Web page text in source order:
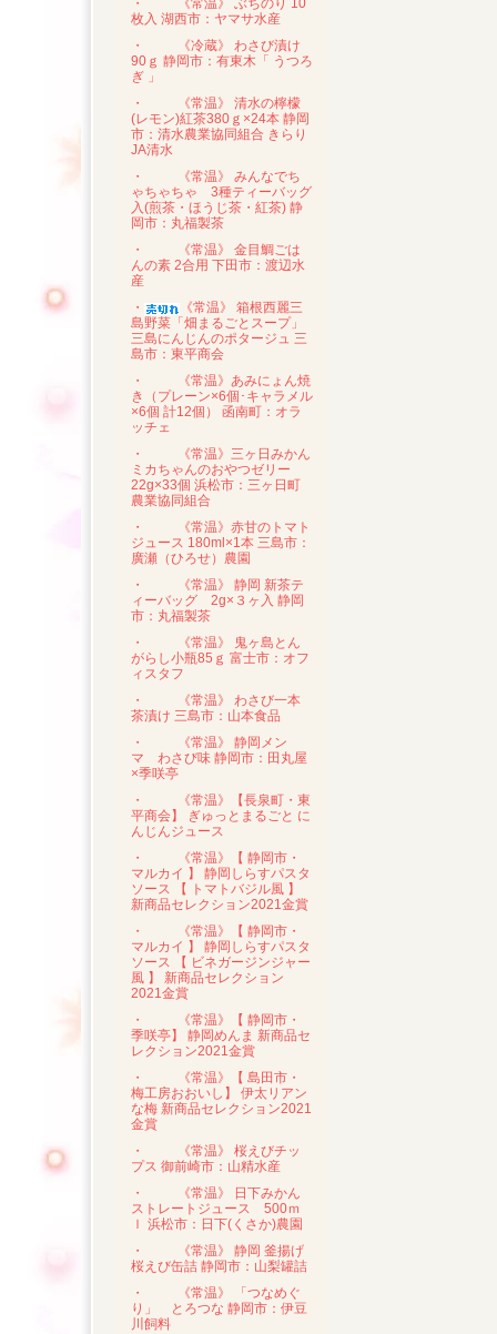
・
《常温》 ぶちのり 10
枚入 湖西市：ヤマサ水産
・
《冷蔵》 わさび漬け
90ｇ 静岡市：有東木「 うつろ
ぎ 」
・
《常温》 清水の檸檬
(レモン)紅茶380ｇ×24本 静岡
市：清水農業協同組合 きらり
JA清水
・
《常温》 みんなでち
ゃちゃちゃ 3種ティーバッグ
入(煎茶・ほうじ茶・紅茶) 静
岡市：丸福製茶
・
《常温》 金目鯛ごは
んの素 2合用 下田市：渡辺水
産
・
《常温》 箱根西麗三
島野菜「畑まるごとスープ」
三島にんじんのポタージュ 三
島市：東平商会
・
《常温》あみにょん焼
き（プレーン×6個･キャラメル
×6個 計12個） 函南町：オラ
ッチェ
・
《常温》三ヶ日みかん
ミカちゃんのおやつゼリー
22g×33個 浜松市：三ヶ日町
農業協同組合
・
《常温》赤甘のトマト
ジュース 180ml×1本 三島市：
廣瀬（ひろせ）農園
・
《常温》 静岡 新茶テ
ィーバッグ 2g×３ヶ入 静岡
市：丸福製茶
・
《常温》 鬼ヶ島とん
がらし小瓶85ｇ 富士市：オフ
ィスタフ
・
《常温》 わさび一本
茶漬け 三島市：山本食品
・
《常温》 静岡メン
マ わさび味 静岡市：田丸屋
×季咲亭
・
《常温》【長泉町・東
平商会】 ぎゅっとまるごと に
んじんジュース
・
《常温》【 静岡市・
マルカイ 】 静岡しらすパスタ
ソース 【 トマトバジル風 】
新商品セレクション2021金賞
・
《常温》【 静岡市・
マルカイ 】 静岡しらすパスタ
ソース 【 ビネガージンジャー
風 】 新商品セレクション
2021金賞
・
《常温》【 静岡市・
季咲亭】 静岡めんま 新商品セ
レクション2021金賞
・
《常温》【 島田市・
梅工房おおいし】 伊太リアン
な梅 新商品セレクション2021
金賞
・
《常温》 桜えびチッ
プス 御前崎市：山精水産
・
《常温》 日下みかん
ストレートジュース 500ｍ
ｌ 浜松市：日下(くさか)農園
・
《常温》 静岡 釜揚げ
桜えび缶詰 静岡市：山梨罐詰
・
《常温》 「つなめぐ
り」 とろつな 静岡市：伊豆
川飼料